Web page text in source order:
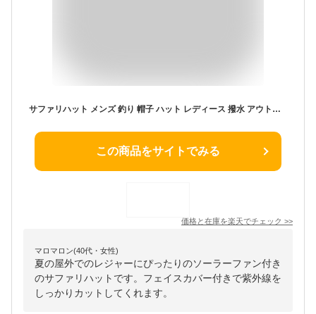
サファリハット メンズ 釣り 帽子 ハット レディース 撥水 アウトドア 登山 キャンプ バーベキューメンズ レディース UVカット 帽子 通気 速乾 熱中症対策 ひんやりキャップ ソーラーファン付き サファリハット アウトドア 登山 釣
この商品をサイトでみる
価格と在庫を楽天でチェック >>
マロマロン(40代・女性)
夏の屋外でのレジャーにぴったりのソーラーファン付き
のサファリハットです。フェイスカバー付きで紫外線を
しっかりカットしてくれます。